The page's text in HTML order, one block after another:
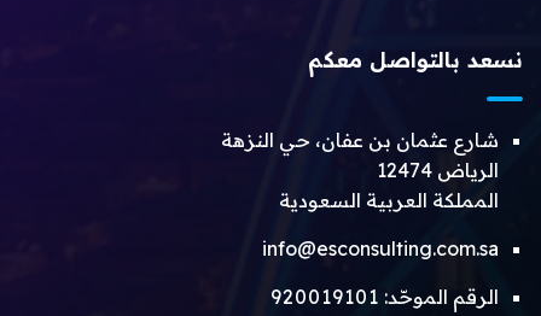
نسعد بالتواصل معكم
شارع عثمان بن عفان، حي النزهة
الرياض 12474
المملكة العربية السعودية
info@esconsulting.com.sa
الرقم الموحّد: 920019101